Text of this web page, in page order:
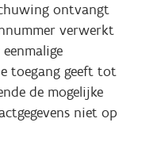
ontvangt
verwerkt
toegang geeft tot
de mogelijke
niet op